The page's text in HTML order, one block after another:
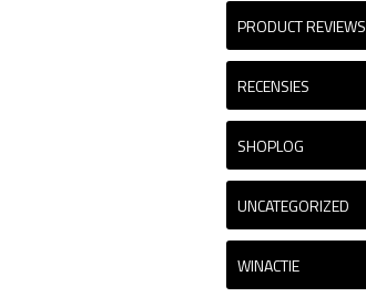
PRODUCT REVIEWS
RECENSIES
SHOPLOG
UNCATEGORIZED
WINACTIE